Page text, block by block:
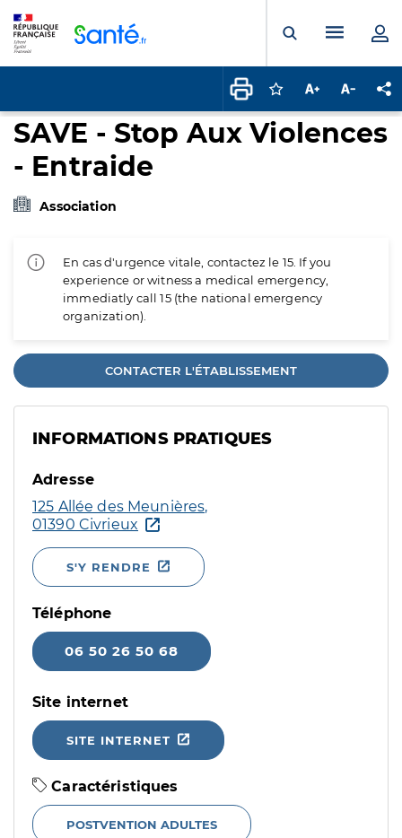
Ouvrir laMenu
Connectez-vous
Augmenter la
SAVE - Stop Aux Violences
- Entraide
Association
En cas d'urgence vitale, contactez le 15. If you
experience or witness a medical emergency,
immediatly call 15 (the national emergency
organization).
CONTACTER L'ÉTABLISSEMENT
INFORMATIONS PRATIQUES
Adresse
125 Allée des Meunières,
01390 Civrieux
S'Y RENDRE
Téléphone
06 50 26 50 68
Site internet
SITE INTERNET
Caractéristiques
POSTVENTION ADULTES